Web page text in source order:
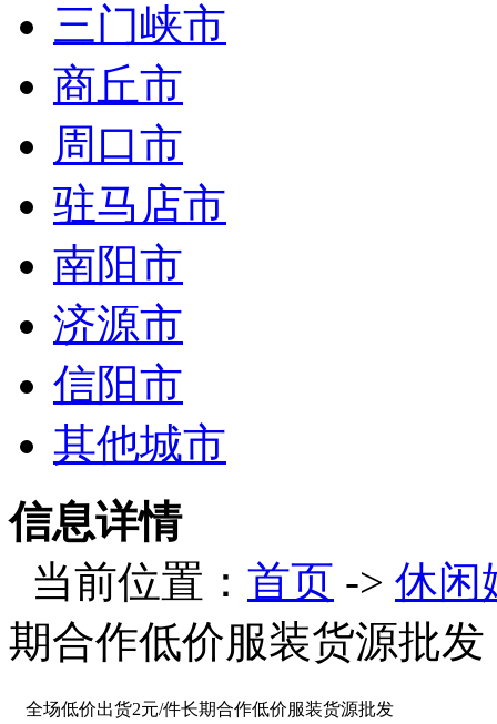
三门峡市
商丘市
周口市
驻马店市
南阳市
济源市
信阳市
其他城市
信息详情
当前位置： 首页 -> 休闲
期合作低价服装货源批发
全场低价出货2元/件长期合作低价服装货源批发